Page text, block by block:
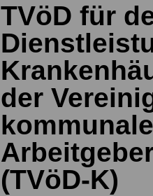
TVöD für
der
(TVöD-K)